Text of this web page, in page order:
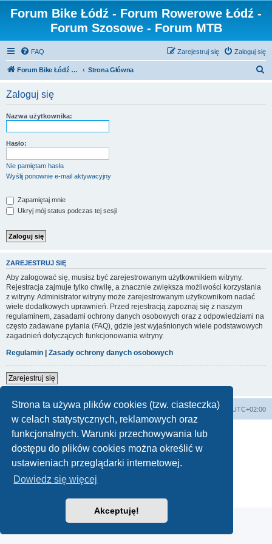
Strona ta używa plików cookies (tzw. ciasteczka)
w celach statystycznych, reklamowych oraz
funkcjonalnych. Warunki przechowywania lub
dostępu do plików cookies można określić w
ustawieniach przeglądarki internetowej.
Dowiedz się więcej
Akceptuję!
Forum Bike Łódź - Forum Rowerowe Łódź -
Forum Szosowe - Forum MTB
FAQ Zaloguj się
Zarejestruj się
Forum Bike Łódź - Forum Rowerowe Łódź - Forum Szosowe - Forum MTB Strona Główna
Zaloguj się
Nazwa użytkownika:
Hasło:
Nie pamiętam hasła
Wyślij ponownie e-mail aktywacyjny
Zapamiętaj mnie
Ukryj mój status podczas tej sesji
ZAREJESTRUJ SIĘ
Aby zalogować się, musisz być zarejestrowanym użytkownikiem witryny.
Rejestracja zajmuje tylko chwilę, a znacznie zwiększa możliwości korzystania
z witryny. Administrator witryny może zarejestrowanym użytkownikom nadać
wiele dodatkowych uprawnień. Przed rejestracją zapoznaj się z naszym
regulaminem, zasadami ochrony danych osobowych oraz z odpowiedziami na
często zadawane pytania (FAQ), gdzie jest wyjaśnionych wiele podstawowych
zagadnień dotyczących funkcjonowania witryny.
Regulamin | Zasady ochrony danych osobowych
Zarejestruj się
Forum Bike Łódź - Forum Rowerowe Łódź - Forum Szosowe - Forum MTB Strona Główna Strefa czasowa UTC+02:00
Linki partnerskie: strony www lodz ,Fotografia Analogowa
Polski pakiet językowy dostarcza